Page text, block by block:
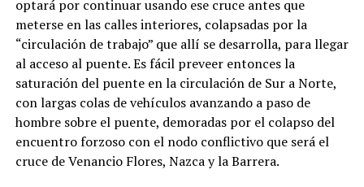
optará por continuar usando ese cruce antes que
meterse en las calles interiores, colapsadas por la
“circulación de trabajo” que allí se desarrolla, para llegar
al acceso al puente. Es fácil preveer entonces la
saturación del puente en la circulación de Sur a Norte,
con largas colas de vehículos avanzando a paso de
hombre sobre el puente, demoradas por el colapso del
encuentro forzoso con el nodo conflictivo que será el
cruce de Venancio Flores, Nazca y la Barrera.